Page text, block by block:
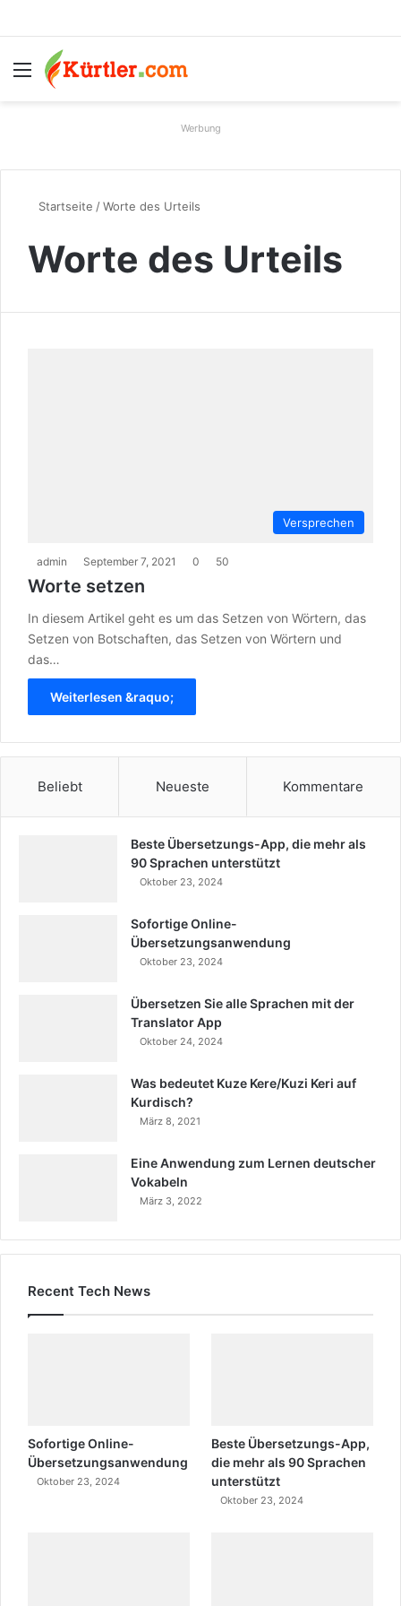
Menü
Werbung
Startseite /Worte des Urteils
Worte des Urteils
Versprechen
admin September 7, 2021 0 50
Worte setzen
In diesem Artikel geht es um das Setzen von Wörtern, das
Setzen von Botschaften, das Setzen von Wörtern und
das…
Weiterlesen &raquo;
Beliebt Neueste Kommentare
Beste Übersetzungs-App, die mehr als
90 Sprachen unterstützt
Oktober 23, 2024
Sofortige Online-
Übersetzungsanwendung
Oktober 23, 2024
Übersetzen Sie alle Sprachen mit der
Translator App
Oktober 24, 2024
Was bedeutet Kuze Kere/Kuzi Keri auf
Kurdisch?
März 8, 2021
Eine Anwendung zum Lernen deutscher
Vokabeln
März 3, 2022
Recent Tech News
Sofortige Online-
Übersetzungsanwendung
Oktober 23, 2024
Beste Übersetzungs-App,
die mehr als 90 Sprachen
unterstützt
Oktober 23, 2024